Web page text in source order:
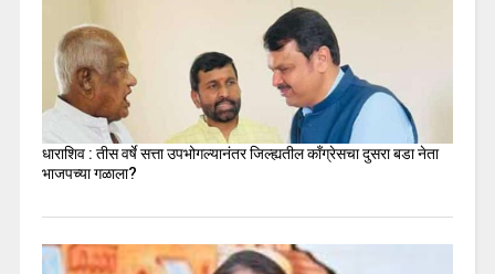
धाराशिव : तीस वर्षे सत्ता उपभोगल्यानंतर जिल्ह्यतील कॉंग्रेसचा दुसरा बडा नेता
भाजपच्या गळाला?